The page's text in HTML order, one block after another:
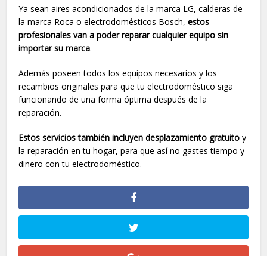
Ya sean aires acondicionados de la marca LG, calderas de
la marca Roca o electrodomésticos Bosch,estos
profesionales van a poder reparar cualquier equipo sin
importar su marca.
Además poseen todos los equipos necesarios y los
recambios originales para que tu electrodoméstico siga
funcionando de una forma óptima después de la
reparación.
Estos servicios también incluyen desplazamiento gratuito y
la reparación en tu hogar, para que así no gastes tiempo y
dinero con tu electrodoméstico.